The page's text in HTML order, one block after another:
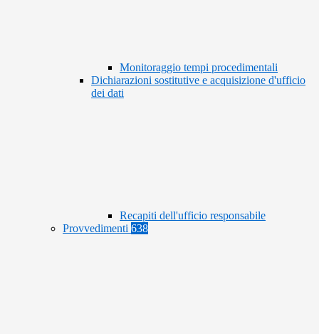
Monitoraggio tempi procedimentali
Dichiarazioni sostitutive e acquisizione d'ufficio
dei dati
Recapiti dell'ufficio responsabile
Provvedimenti 638